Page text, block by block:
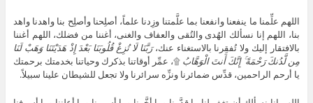
اللهم علِّمنا ما ينفعنا وانفعنا بما علَّمتنا وزِدنا علماً، أصلِحنا وأصلِح بنا واهدنا واهد
بنا، اللهم إنا نسألك الهُدى والتُقى والعفاف والغنى، أغننا من فضلك، اللهم أغننا
بالافتقار إليك ولا تُفقِرنا بالاستغناء عنك،رَبَّنَا لَا تُزِغْ قُلُوبَنَا بَعْدَ إِذْ هَدَيْتَنَا وَهَبْ لَنَا
مِن لَّدُنكَ رَحْمَةً ۚ إِنَّكَ أَنتَ الْوَهَّابُ ۩، عمِّر أوقاتنا بذكرك وحياتنا بخدمتك برحمتك
يا أرحم الراحمين، قدِّس ضمائرنا ونزِّه سرائرنا ولا تجعل للشيطان علينا سبيلاً.